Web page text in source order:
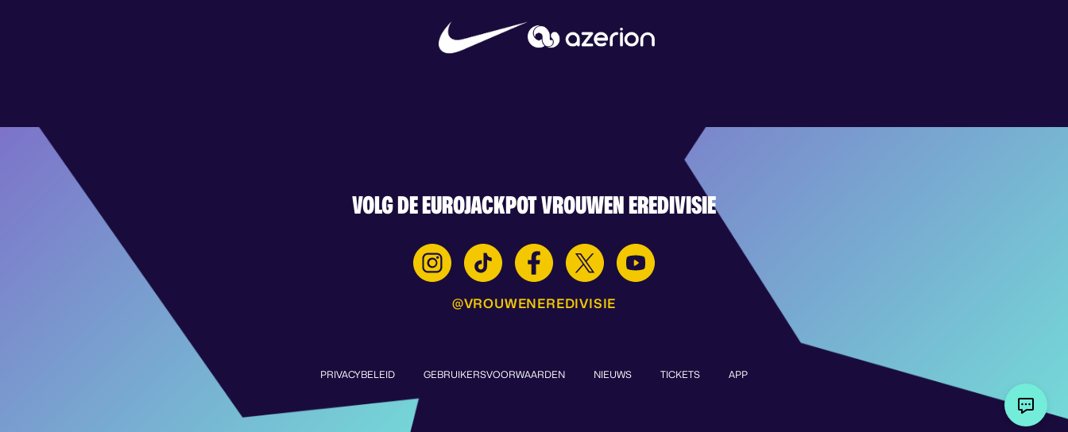
VOLG DE EUROJACKPOT VROUWEN EREDIVISIE
@VROUWENEREDIVISIE
PRIVACYBELEID GEBRUIKERSVOORWAARDEN NIEUWS TICKETS APP